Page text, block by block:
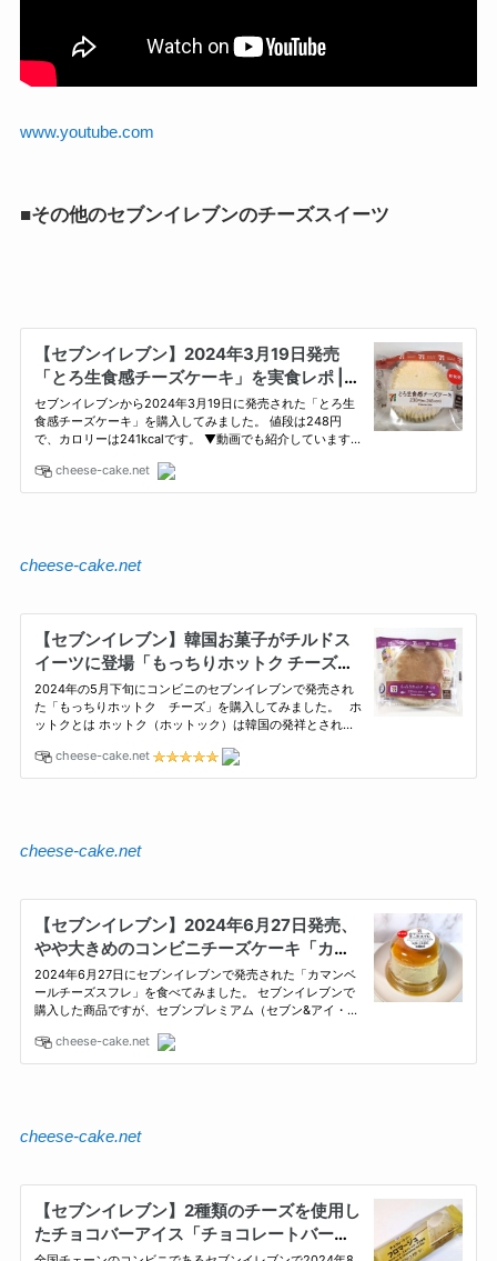
www.youtube.com
■その他のセブンイレブンのチーズスイーツ
cheese-cake.net
cheese-cake.net
cheese-cake.net